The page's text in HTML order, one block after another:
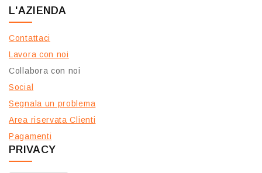
L'AZIENDA
Contattaci
Lavora con noi
Collabora con noi
Social
Segnala un problema
Area riservata Clienti
Pagamenti
PRIVACY